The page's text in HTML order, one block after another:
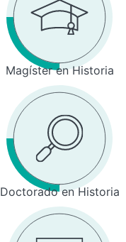
Magíster en Historia
Doctorado en Historia